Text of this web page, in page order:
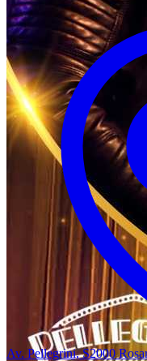
Av. Pellegrini, S2000